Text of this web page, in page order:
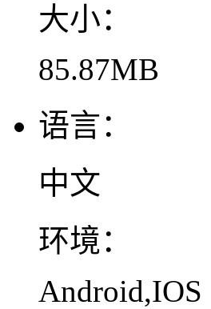
大小：
85.87MB
语言：
中文
环境：
Android,IOS